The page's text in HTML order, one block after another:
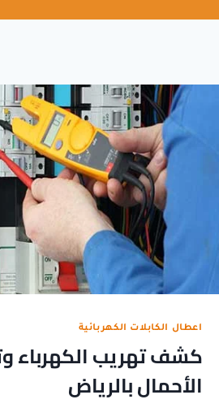
اعطال الكابلات الكهربائية
كشف تهريب الكهرباء
الأحمال بالرياض